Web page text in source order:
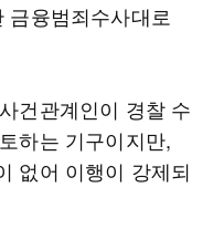
금융범죄수사대로
건관계인이 경찰 수
하는 기구이지만,
없어 이행이 강제되